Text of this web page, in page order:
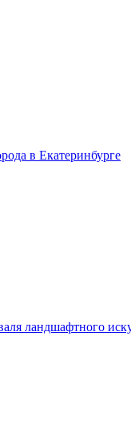
в Екатеринбурге
ландшафтного